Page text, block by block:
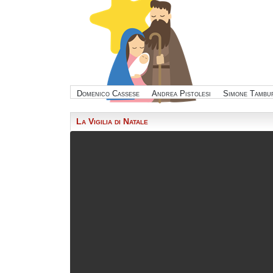
Domenico Cassese Andrea Pistolesi Simone